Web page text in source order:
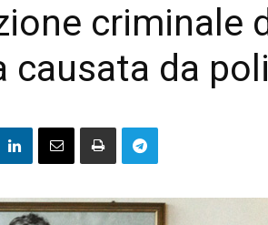
criminale
causata da